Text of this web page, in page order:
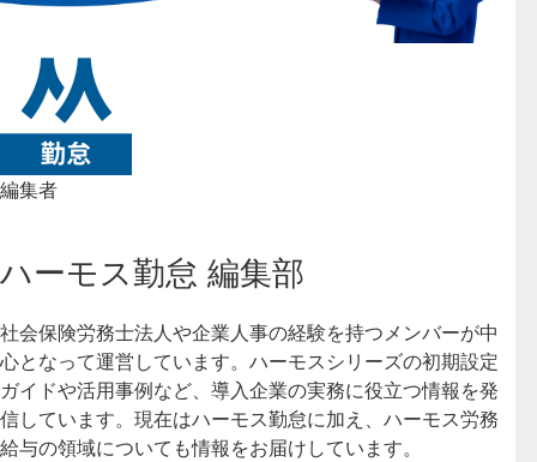
編集者
ハーモス勤怠 編集部
社会保険労務士法人や企業人事の経験を持つメンバーが中
心となって運営しています。ハーモスシリーズの初期設定
ガイドや活用事例など、導入企業の実務に役立つ情報を発
信しています。現在はハーモス勤怠に加え、ハーモス労務
給与の領域についても情報をお届けしています。